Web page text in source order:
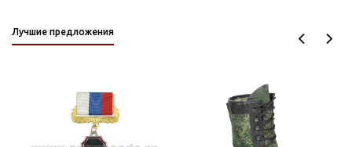
Лучшие предложения